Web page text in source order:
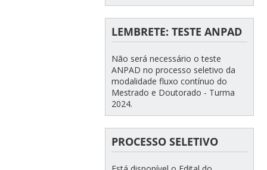
LEMBRETE: TESTE ANPAD
Não será necessário o teste
ANPAD no processo seletivo da
modalidade fluxo contínuo do
Mestrado e Doutorado - Turma
2024.
PROCESSO SELETIVO